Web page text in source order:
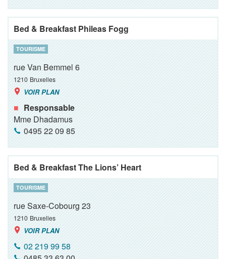
Bed & Breakfast Phileas Fogg
TOURISME
rue Van Bemmel 6
1210 Bruxelles
VOIR PLAN
Responsable
Mme Dhadamus
0495 22 09 85
Bed & Breakfast The Lions’ Heart
TOURISME
rue Saxe-Cobourg 23
1210 Bruxelles
VOIR PLAN
02 219 99 58